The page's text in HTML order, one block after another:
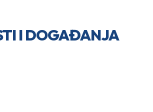
I DOGAĐANJA